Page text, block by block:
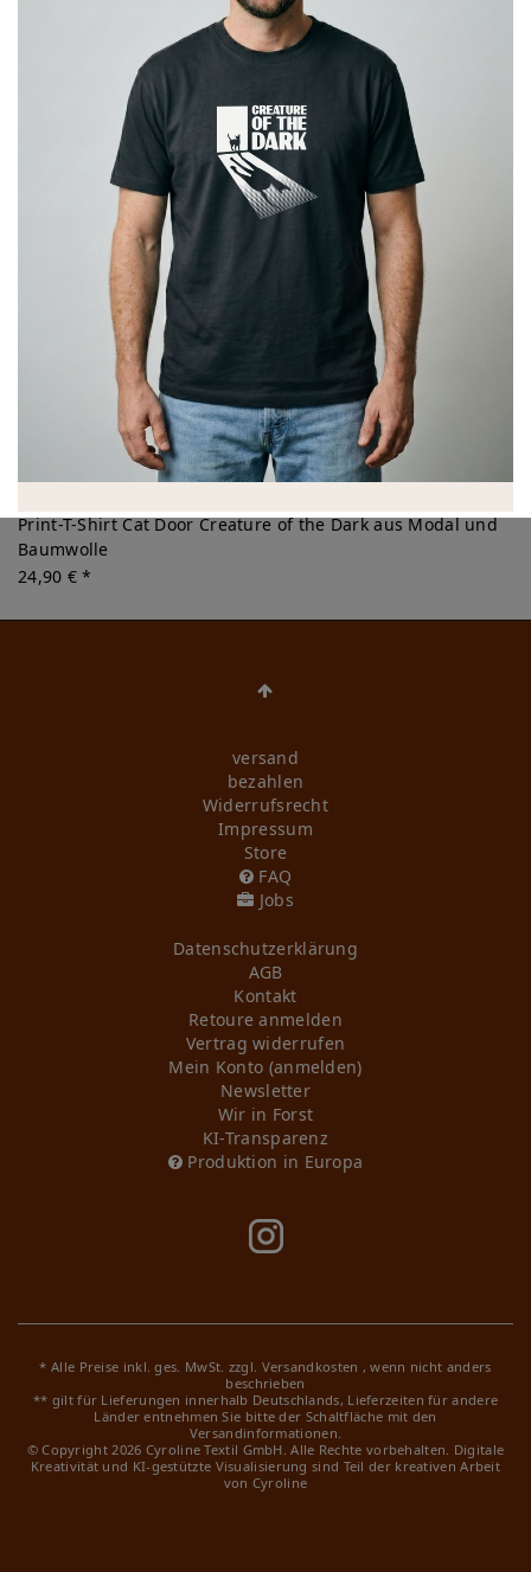
Print-T-Shirt Cat Door Creature of the Dark aus Modal und
Baumwolle
24,90 € *
versand
bezahlen
Widerrufs­recht
Impressum
Store
FAQ
Jobs
Daten­schutz­erklärung
AGB
Kontakt
Retoure anmelden
Vertrag widerrufen
Mein Konto (anmelden)
Newsletter
Wir in Forst
KI-Transparenz
Produktion in Europa
* Alle Preise inkl. ges. MwSt. zzgl. Versandkosten , wenn nicht anders
beschrieben
** gilt für Lieferungen innerhalb Deutschlands, Lieferzeiten für andere
Länder entnehmen Sie bitte der Schaltfläche mit den
Versandinformationen.
© Copyright 2026 Cyroline Textil GmbH. Alle Rechte vorbehalten. Digitale
Kreativität und KI-gestützte Visualisierung sind Teil der kreativen Arbeit
von Cyroline